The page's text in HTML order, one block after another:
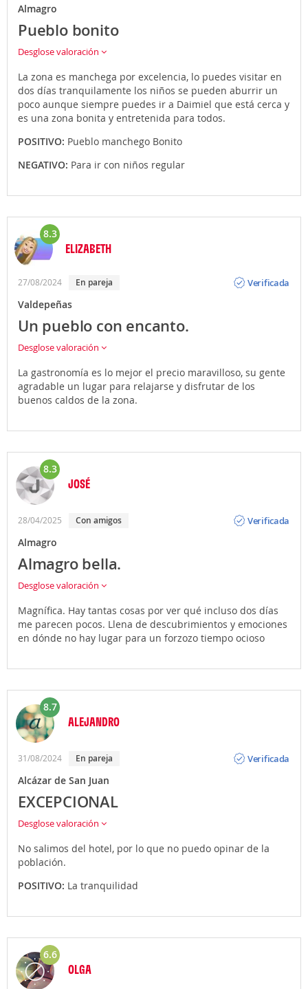
Almagro
Pueblo bonito
Desglose valoración
La zona es manchega por excelencia, lo puedes visitar en
dos días tranquilamente los niños se pueden aburrir un
poco aunque siempre puedes ir a Daimiel que está cerca y
es una zona bonita y entretenida para todos.
POSITIVO: Pueblo manchego Bonito
NEGATIVO: Para ir con niños regular
8.3
ELIZABETH
27/08/2024 En pareja
Verificada
Valdepeñas
Un pueblo con encanto.
Desglose valoración
La gastronomía es lo mejor el precio maravilloso, su gente
agradable un lugar para relajarse y disfrutar de los
buenos caldos de la zona.
8.3
JOSÉ
28/04/2025 Con amigos
Verificada
Almagro
Almagro bella.
Desglose valoración
Magnífica. Hay tantas cosas por ver qué incluso dos días
me parecen pocos. Llena de descubrimientos y emociones
en dónde no hay lugar para un forzozo tiempo ocioso
8.7
ALEJANDRO
31/08/2024 En pareja
Verificada
Alcázar de San Juan
EXCEPCIONAL
Desglose valoración
No salimos del hotel, por lo que no puedo opinar de la
población.
POSITIVO: La tranquilidad
6.6
OLGA